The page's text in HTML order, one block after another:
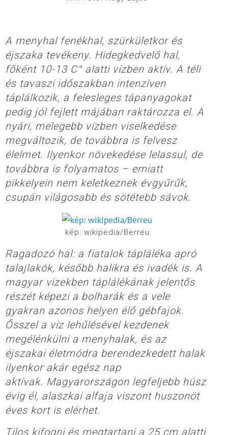
A menyhal fenékhal, szürkületkor és
éjszaka tevékeny. Hidegkedvelő hal,
főként 10-13 C° alatti vízben aktív. A téli
és tavaszi időszakban intenzíven
táplálkozik, a felesleges tápanyagokat
pedig jól fejlett májában raktározza el. A
nyári, melegebb vízben viselkedése
megváltozik, de továbbra is felvesz
élelmet. Ilyenkor növekedése lelassul, de
továbbra is folyamatos – emiatt
pikkelyein nem keletkeznek évgyűrűk,
csupán világosabb és sötétebb sávok.
kép: wikipedia/Berreu
Ragadozó hal: a fiatalok tápláléka apró
talajlakók, később halikra és ivadék is. A
magyar vizekben táplálékának jelentős
részét képezi a bolharák és a vele
gyakran azonos helyen élő gébfajok.
Ősszel a víz lehűlésével kezdenek
megélénkülni a menyhalak, és az
éjszakai életmódra berendezkedett halak
ilyenkor akár egész nap
aktívak. Magyarországon legfeljebb húsz
évig él, alaszkai alfaja viszont huszonöt
éves kort is elérhet.
Tilos kifogni és megtartani a 25 cm alatti